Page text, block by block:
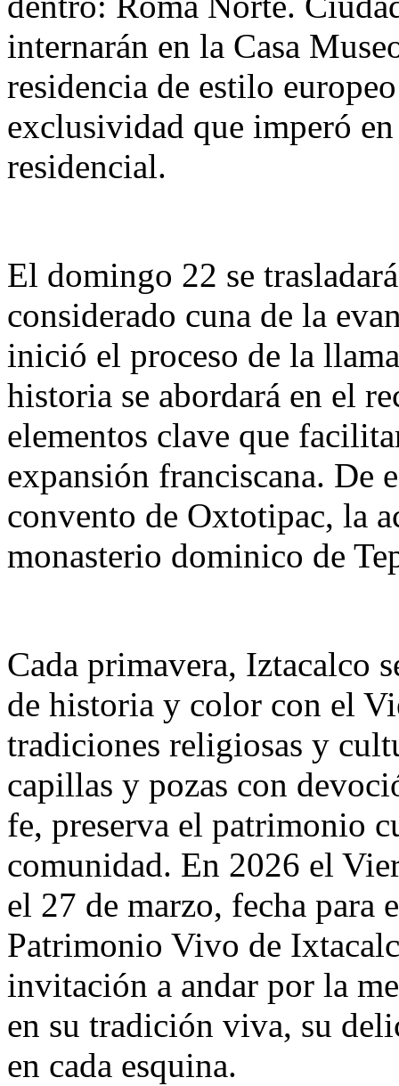
internarán en la Casa
residencia de estilo
exclusividad que imperó
residencial.
El domingo 22 se
considerado cuna de la
inició el proceso de la
historia se abordará en el
elementos clave que
expansión franciscana. De
convento de Oxtotipac, la
monasterio dominico de
Cada primavera, Iztacalco
de historia y color con el
tradiciones religiosas y
capillas y pozas con
fe, preserva el patrimonio
comunidad. En 2026 el
el 27 de marzo, fecha para
Patrimonio Vivo de
invitación a andar por la
en su tradición viva, su
en cada esquina.